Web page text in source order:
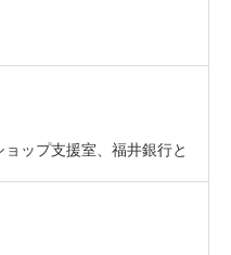
ップ支援室、福井銀行と